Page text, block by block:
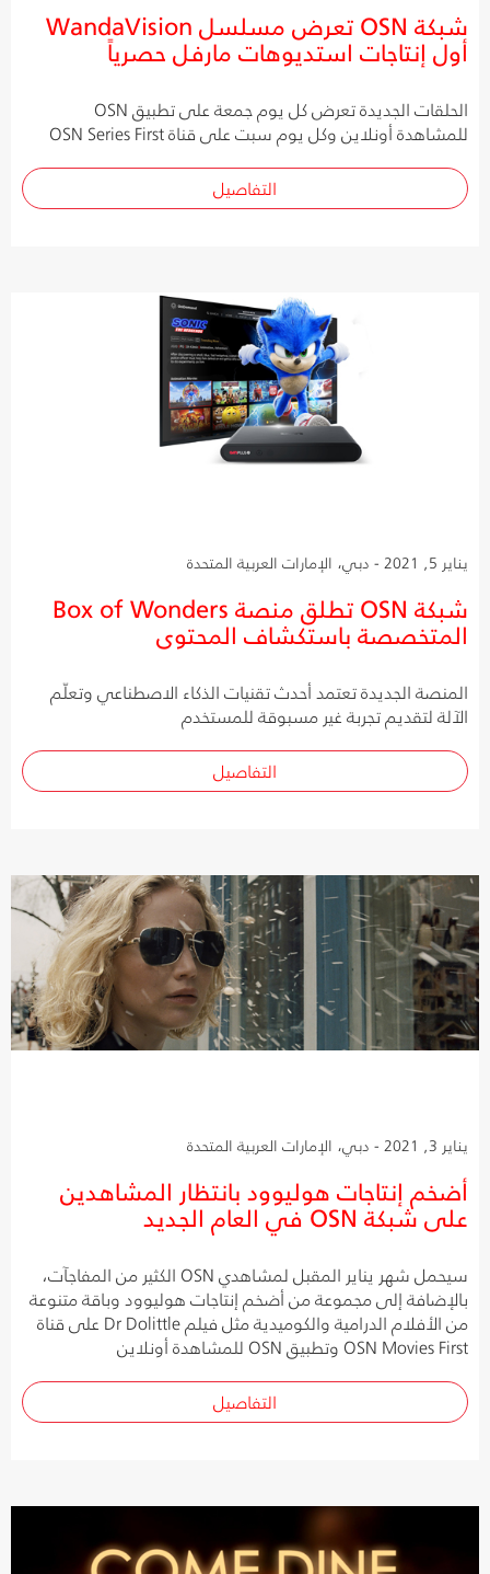
شبكة OSN تعرض مسلسل WandaVision
أول إنتاجات استديوهات مارفل حصرياً
الحلقات الجديدة تعرض كل يوم جمعة على تطبيق OSN
للمشاهدة أونلاين وكل يوم سبت على قناة OSN Series First
التفاصيل
يناير 5, 2021 - دبي، الإمارات العربية المتحدة
شبكة OSN تطلق منصة Box of Wonders
المتخصصة باستكشاف المحتوى
المنصة الجديدة تعتمد أحدث تقنيات الذكاء الاصطناعي وتعلّم
الآلة لتقديم تجربة غير مسبوقة للمستخدم
التفاصيل
يناير 3, 2021 - دبي، الإمارات العربية المتحدة
أضخم إنتاجات هوليوود بانتظار المشاهدين
على شبكة OSN في العام الجديد
سيحمل شهر يناير المقبل لمشاهدي OSN الكثير من المفاجآت،
بالإضافة إلى مجموعة من أضخم إنتاجات هوليوود وباقة متنوعة
من الأفلام الدرامية والكوميدية مثل فيلم Dr Dolittle على قناة
OSN Movies First وتطبيق OSN للمشاهدة أونلاين
التفاصيل